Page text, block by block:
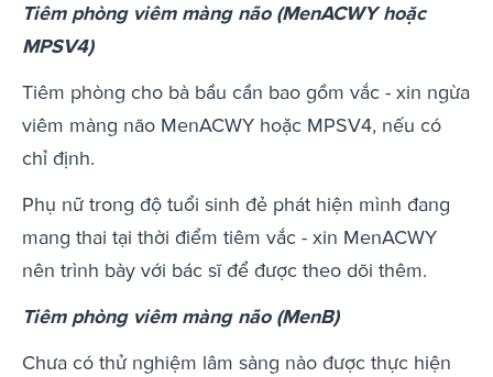
Tiêm phòng viêm màng não (MenACWY hoặc
MPSV4)
Tiêm phòng cho bà bầu cần bao gồm vắc - xin ngừa
viêm màng não MenACWY hoặc MPSV4, nếu có
chỉ định.
Phụ nữ trong độ tuổi sinh đẻ phát hiện mình đang
mang thai tại thời điểm tiêm vắc - xin MenACWY
nên trình bày với bác sĩ để được theo dõi thêm.
Tiêm phòng viêm màng não (MenB)
Chưa có thử nghiệm lâm sàng nào được thực hiện